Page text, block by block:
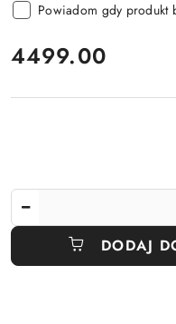
Powiadom gdy produkt
cena:
4499.00
DODAJ